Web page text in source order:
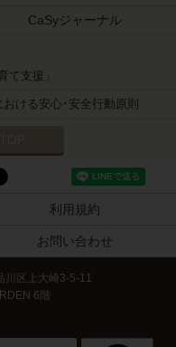
CaSyジャーナル
て支援」
ける安心･安全行動原則
利用規約
お問い合わせ
川区上大崎3-5-11
6階